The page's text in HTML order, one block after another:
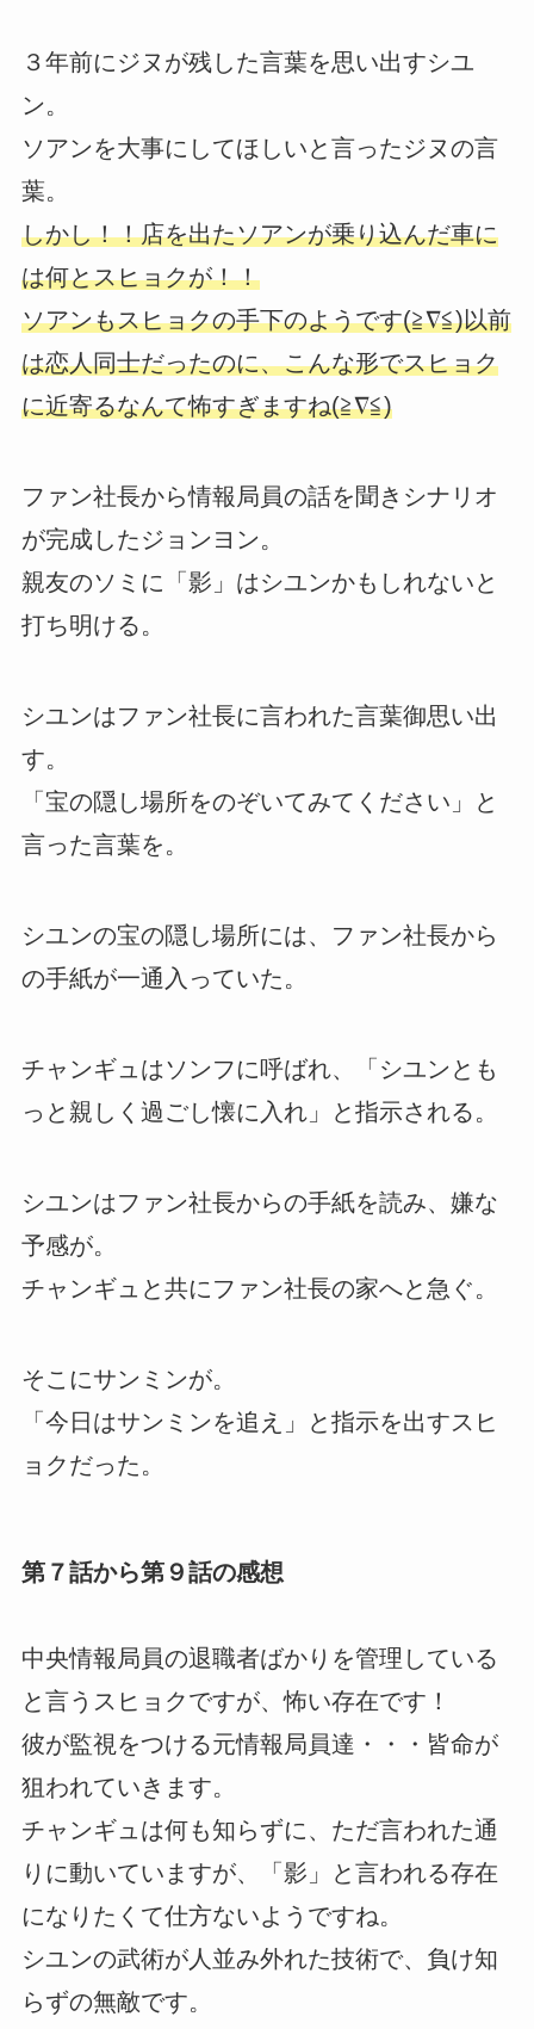
３年前にジヌが残した言葉を思い出すシユ
ン。
ソアンを大事にしてほしいと言ったジヌの言
葉。
しかし！！店を出たソアンが乗り込んだ車に
は何とスヒョクが！！
ソアンもスヒョクの手下のようです(≧∇≦)以前
は恋人同士だったのに、こんな形でスヒョク
に近寄るなんて怖すぎますね(≧∇≦)
ファン社長から情報局員の話を聞きシナリオ
が完成したジョンヨン。
親友のソミに「影」はシユンかもしれないと
打ち明ける。
シユンはファン社長に言われた言葉御思い出
す。
「宝の隠し場所をのぞいてみてください」と
言った言葉を。
シユンの宝の隠し場所には、ファン社長から
の手紙が一通入っていた。
チャンギュはソンフに呼ばれ、「シユンとも
っと親しく過ごし懐に入れ」と指示される。
シユンはファン社長からの手紙を読み、嫌な
予感が。
チャンギュと共にファン社長の家へと急ぐ。
そこにサンミンが。
「今日はサンミンを追え」と指示を出すスヒ
ョクだった。
第７話から第９話の感想
中央情報局員の退職者ばかりを管理している
と言うスヒョクですが、怖い存在です！
彼が監視をつける元情報局員達・・・皆命が
狙われていきます。
チャンギュは何も知らずに、ただ言われた通
りに動いていますが、「影」と言われる存在
になりたくて仕方ないようですね。
シユンの武術が人並み外れた技術で、負け知
らずの無敵です。